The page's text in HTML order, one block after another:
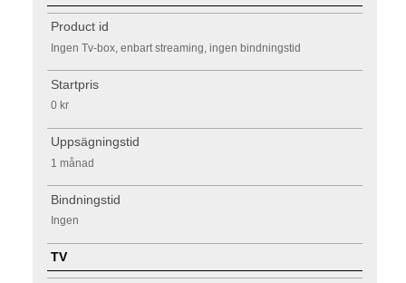
Product id
Ingen Tv-box, enbart streaming, ingen bindningstid
Startpris
0 kr
Uppsägningstid
1 månad
Bindningstid
Ingen
TV